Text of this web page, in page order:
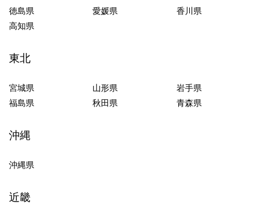
徳島県 愛媛県
香川県
高知県
東北
宮城県 山形県
岩手県
福島県
秋田県 青森県
沖縄
沖縄県
近畿